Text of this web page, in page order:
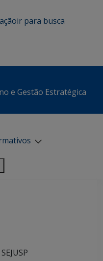
ir para busca
e Gestão Estratégica